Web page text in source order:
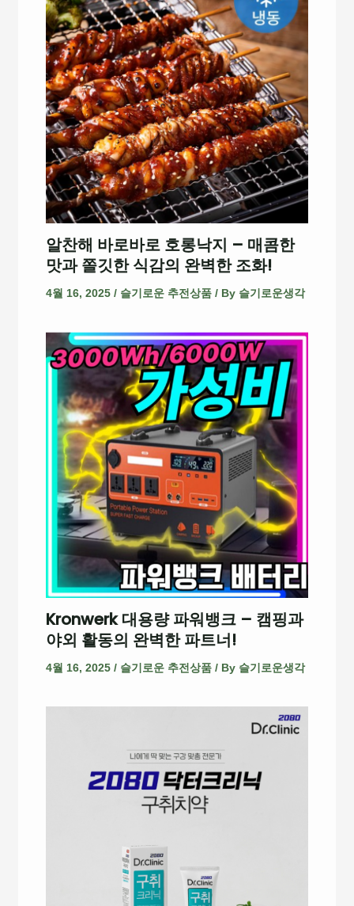
알찬해 바로바로 호롱낙지 – 매콤한
맛과 쫄깃한 식감의 완벽한 조화!
4월 16, 2025 / 슬기로운 추전상품/ By 슬기로운생각
Kronwerk 대용량 파워뱅크 – 캠핑과
야외 활동의 완벽한 파트너!
4월 16, 2025 / 슬기로운 추전상품/ By 슬기로운생각